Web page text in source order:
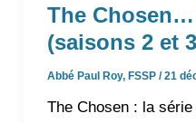
The
(saisons 2 et
Abbé Paul Roy, FSSP /21
The Chosen : la